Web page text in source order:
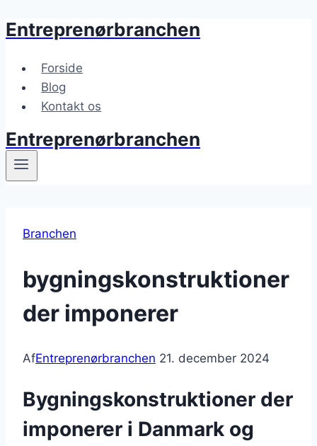
Fortsæt
indhold
Entreprenørbranchen
Forside
Blog
Kontakt os
Entreprenørbranchen
Branchen
bygningskonstruktioner
der imponerer
AfEntreprenørbranchen 21. december 2024
Bygningskonstruktioner der
imponerer i Danmark og